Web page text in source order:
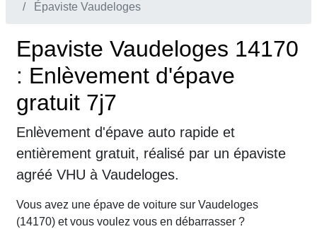
Épaviste Vaudeloges
Epaviste Vaudeloges 14170
: Enlèvement d'épave
gratuit 7j7
Enlèvement d'épave auto rapide et
entièrement gratuit, réalisé par un épaviste
agréé VHU à Vaudeloges.
Vous avez une épave de voiture sur Vaudeloges
(14170) et vous voulez vous en débarrasser ?